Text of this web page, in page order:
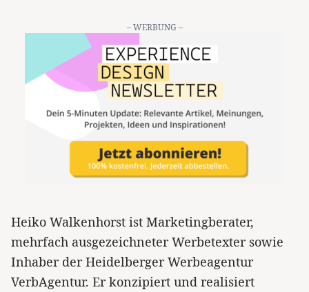
– WERBUNG –
Heiko Walkenhorst ist Marketingberater,
mehrfach ausgezeichneter Werbetexter sowie
Inhaber der Heidelberger Werbeagentur
VerbAgentur. Er konzipiert und realisiert